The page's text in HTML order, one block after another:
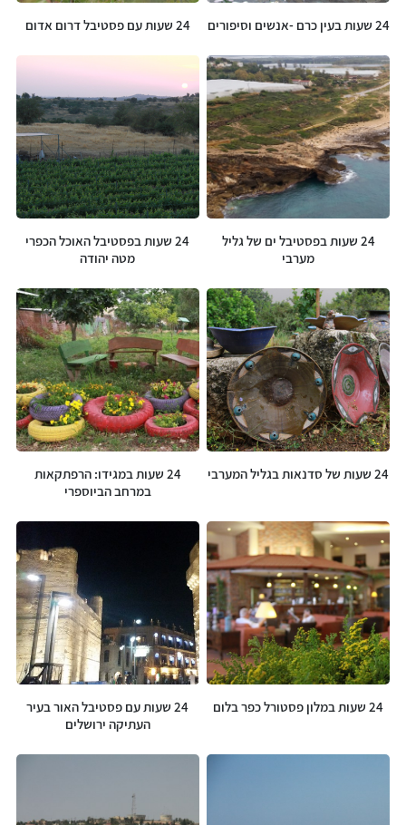
24 שעות בעין כרם -אנשים וסיפורים 24 שעות עם פסטיבל דרום אדום
24 שעות בפסטיבל ים של גליל
מערבי
24 שעות בפסטיבל האוכל הכפרי
מטה יהודה
24 שעות של סדנאות בגליל המערבי
24 שעות במגידו: הרפתקאות
במרחב הביוספרי
24 שעות במלון פסטורל כפר בלום
24 שעות עם פסטיבל האור בעיר
העתיקה ירושלים